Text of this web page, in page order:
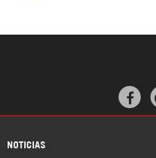
NOTICIAS